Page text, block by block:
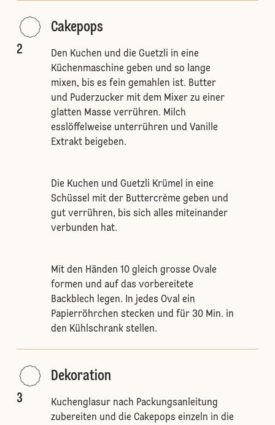
2
Cakepops
Den Kuchen und die Guetzli in eine
Küchenmaschine geben und so lange
mixen, bis es fein gemahlen ist. Butter
und Puderzucker mit dem Mixer zu einer
glatten Masse verrühren. Milch
esslöffelweise unterrühren und Vanille
Extrakt beigeben.
Die Kuchen und Guetzli Krümel in eine
Schüssel mit der Buttercrème geben und
gut verrühren, bis sich alles miteinander
verbunden hat.
Mit den Händen 10 gleich grosse Ovale
formen und auf das vorbereitete
Backblech legen. In jedes Oval ein
Papierröhrchen stecken und für 30 Min. in
den Kühlschrank stellen.
3
Dekoration
Kuchenglasur nach Packungsanleitung
zubereiten und die Cakepops einzeln in die